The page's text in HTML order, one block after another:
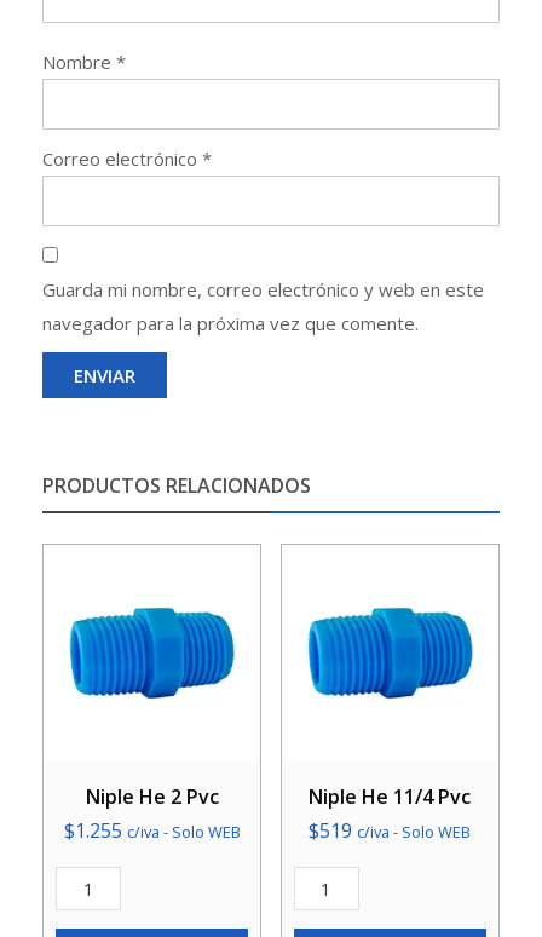
Nombre *
Correo electrónico *
Guarda mi nombre, correo electrónico y web en este
navegador para la próxima vez que comente.
PRODUCTOS RELACIONADOS
Niple He 2 Pvc
$1.255 c/iva - Solo WEB
Niple
He
Niple He 11/4 Pvc
$519 c/iva - Solo WEB
Niple
He